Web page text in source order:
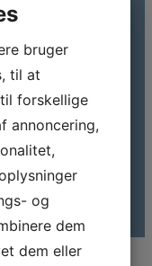
bruger
til at
forskellige
annoncering,
og
dem
dem eller